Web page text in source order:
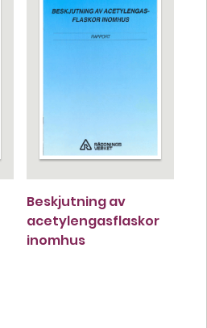
Beskjutning av
acetylengasflaskor
inomhus